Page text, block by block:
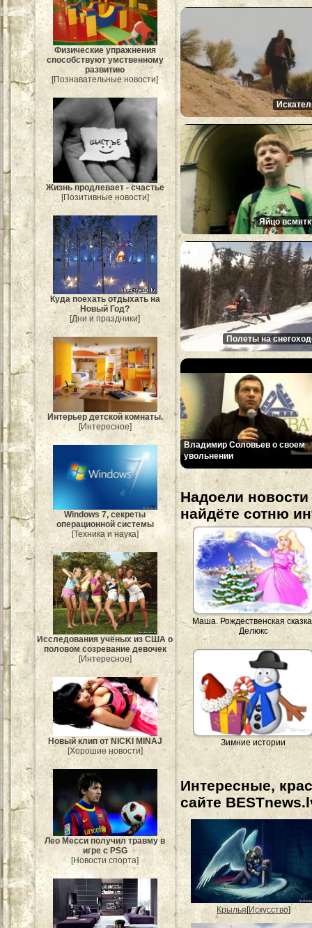
Физические упражнения
способствуют умственному
развитию
[Познавательные новости]
Жизнь продлевает - счастье
[Позитивные новости]
Куда поехать отдыхать на
Новый Год?
[Дни и праздники]
Интерьер детской комнаты.
[Интересное]
Windows 7, секреты
операционной системы
[Техника и наука]
Исследования учёных из США о
половом созревание девочек
[Интересное]
Новый клип от NICKI MINAJ
[Хорошие новости]
Лео Месси получил травму в
игре с PSG
[Новости спорта]
Яйцо
Полеты на
Владимир Соловьев o своем
увольнении
Надоели
найдёте сотню
Маша. Рождественская
Делюкс
Зимние истории
Интересные,
сайте
Крылья [Искусство]